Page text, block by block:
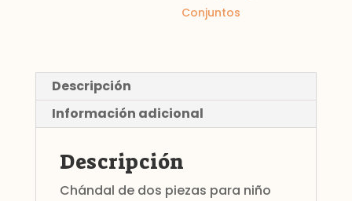
Conjuntos
Descripción
Información adicional
Descripción
Chándal de dos piezas para niño